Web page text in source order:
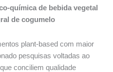
química de bebida vegetal
de cogumelo
plant-based com maior
pesquisas voltadas ao
conciliem qualidade